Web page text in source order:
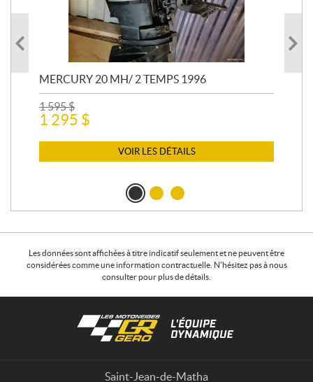
MERCURY 20 MH/ 2 TEMPS 1996
1 595$
1 295 $
VOIR LES DÉTAILS
Les données sont affichées à titre indicatif seulement et ne peuvent être
considérées comme une information contractuelle. N'hésitez pas à nous
consulter pour plus de détails.
Saint-Jean-de-Matha